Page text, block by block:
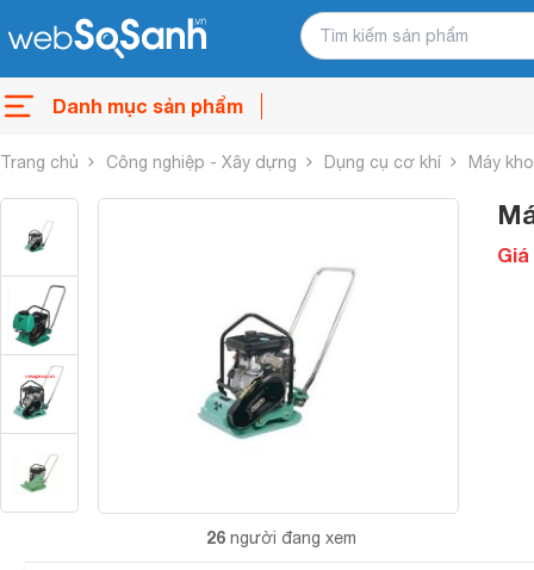
Danh mục sản phẩm
Trang chủ Công nghiệp - Xây dựng Dụng cụ cơ khí Máy
26 người đang xem
Giá